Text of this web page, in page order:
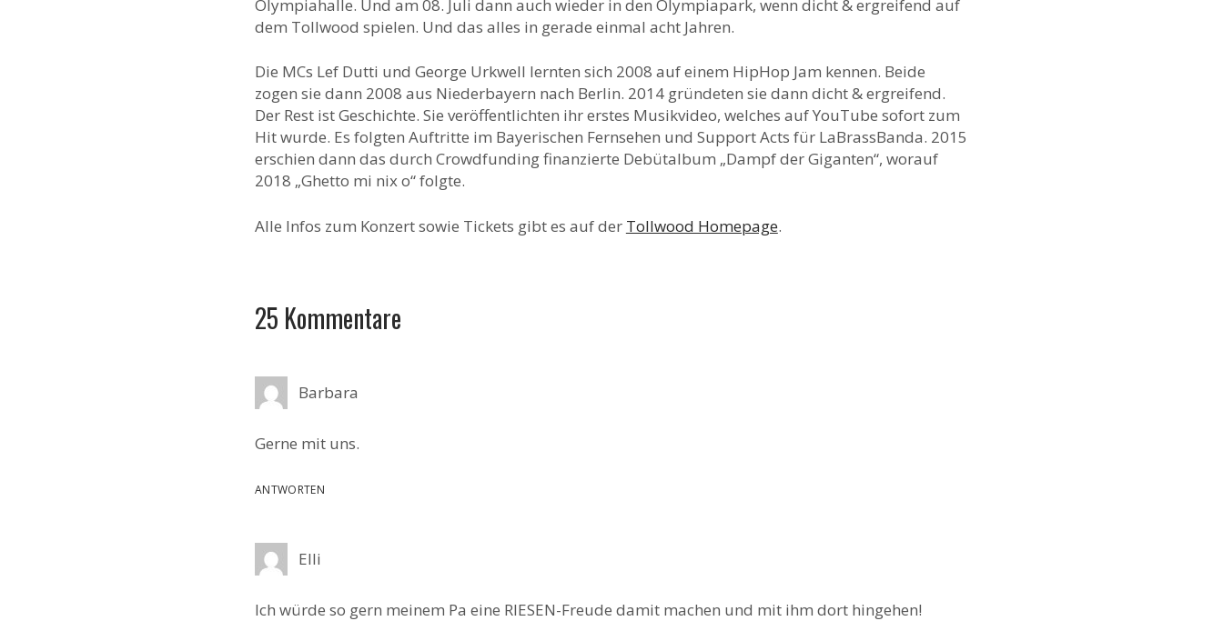
Olympiahalle. Und am 08. Juli dann auch wieder in den Olympiapark, wenn dicht & ergreifend auf
dem Tollwood spielen. Und das alles in gerade einmal acht Jahren.
Die MCs Lef Dutti und George Urkwell lernten sich 2008 auf einem HipHop Jam kennen. Beide
zogen sie dann 2008 aus Niederbayern nach Berlin. 2014 gründeten sie dann dicht & ergreifend.
Der Rest ist Geschichte. Sie veröffentlichten ihr erstes Musikvideo, welches auf YouTube sofort zum
Hit wurde. Es folgten Auftritte im Bayerischen Fernsehen und Support Acts für LaBrassBanda. 2015
erschien dann das durch Crowdfunding finanzierte Debütalbum „Dampf der Giganten“, worauf
2018 „Ghetto mi nix o“ folgte.
Alle Infos zum Konzert sowie Tickets gibt es auf der Tollwood Homepage.
25 Kommentare
Barbara
Gerne mit uns.
ANTWORTEN
Elli
Ich würde so gern meinem Pa eine RIESEN-Freude damit machen und mit ihm dort hingehen!